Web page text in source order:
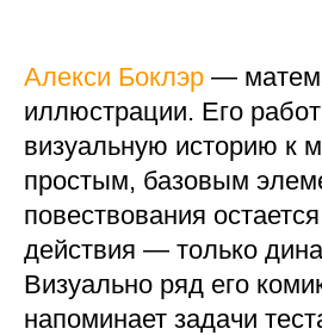
Алекси Боклэр —
иллюстрации. Его
визуальную историю к
простым, базовым
повествования
действия — только
Визуально ряд его
напоминает задачи